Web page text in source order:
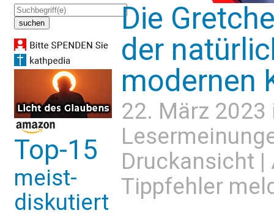
Top-15
meist-
diskutiert
Die
der
modernen
22. März
Druckansicht |
Tippfehler